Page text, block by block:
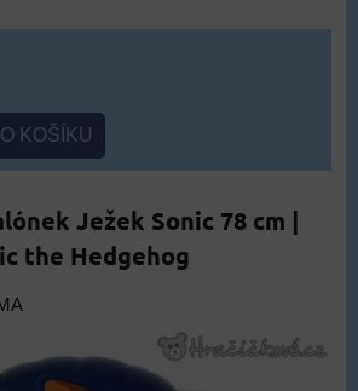
KOŠÍKU
Ježek Sonic 78 cm |
the Hedgehog